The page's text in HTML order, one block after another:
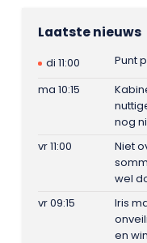
Laatste nieuws
di 11:00
Punt
ma 10:15
nog
vr 11:00
Niet
wel
vr 09:15
Iris
en